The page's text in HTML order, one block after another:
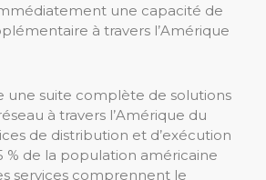
une capacité de
à travers l’Amérique
une suite complète de solutions
à travers l’Amérique du
de distribution et d’exécution
% de la population américaine
services comprennent le